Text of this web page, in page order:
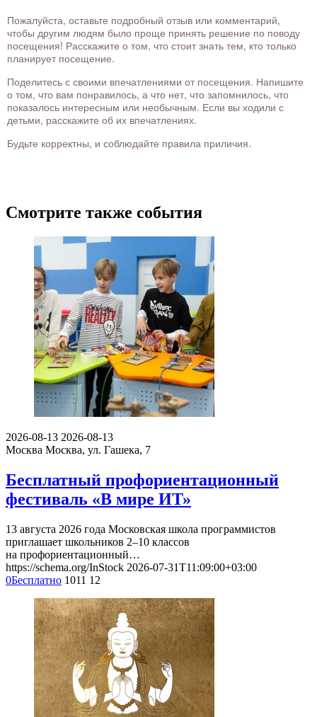
Пожалуйста, оставьте подробный отзыв или комментарий,
чтобы другим людям было проще принять решение по поводу
посещения! Расскажите о том, что стоит знать тем, кто только
планирует посещение.
Поделитесь с своими впечатлениями от посещения. Напишите
о том, что вам понравилось, а что нет, что запомнилось, что
показалось интересным или необычным. Если вы ходили с
детьми, расскажите об их впечатлениях.
Будьте корректны, и соблюдайте правила приличия.
Смотрите также события
2026-08-13 2026-08-13
Москва Москва, ул. Гашека, 7
Бесплатный профориентационный
фестиваль «В мире ИТ»
13 августа 2026 года Московская школа программистов
приглашает школьников 2–10 классов
на профориентационный…
https://schema.org/InStock 2026-07-31T11:09:00+03:00
0Бесплатно 1011 12